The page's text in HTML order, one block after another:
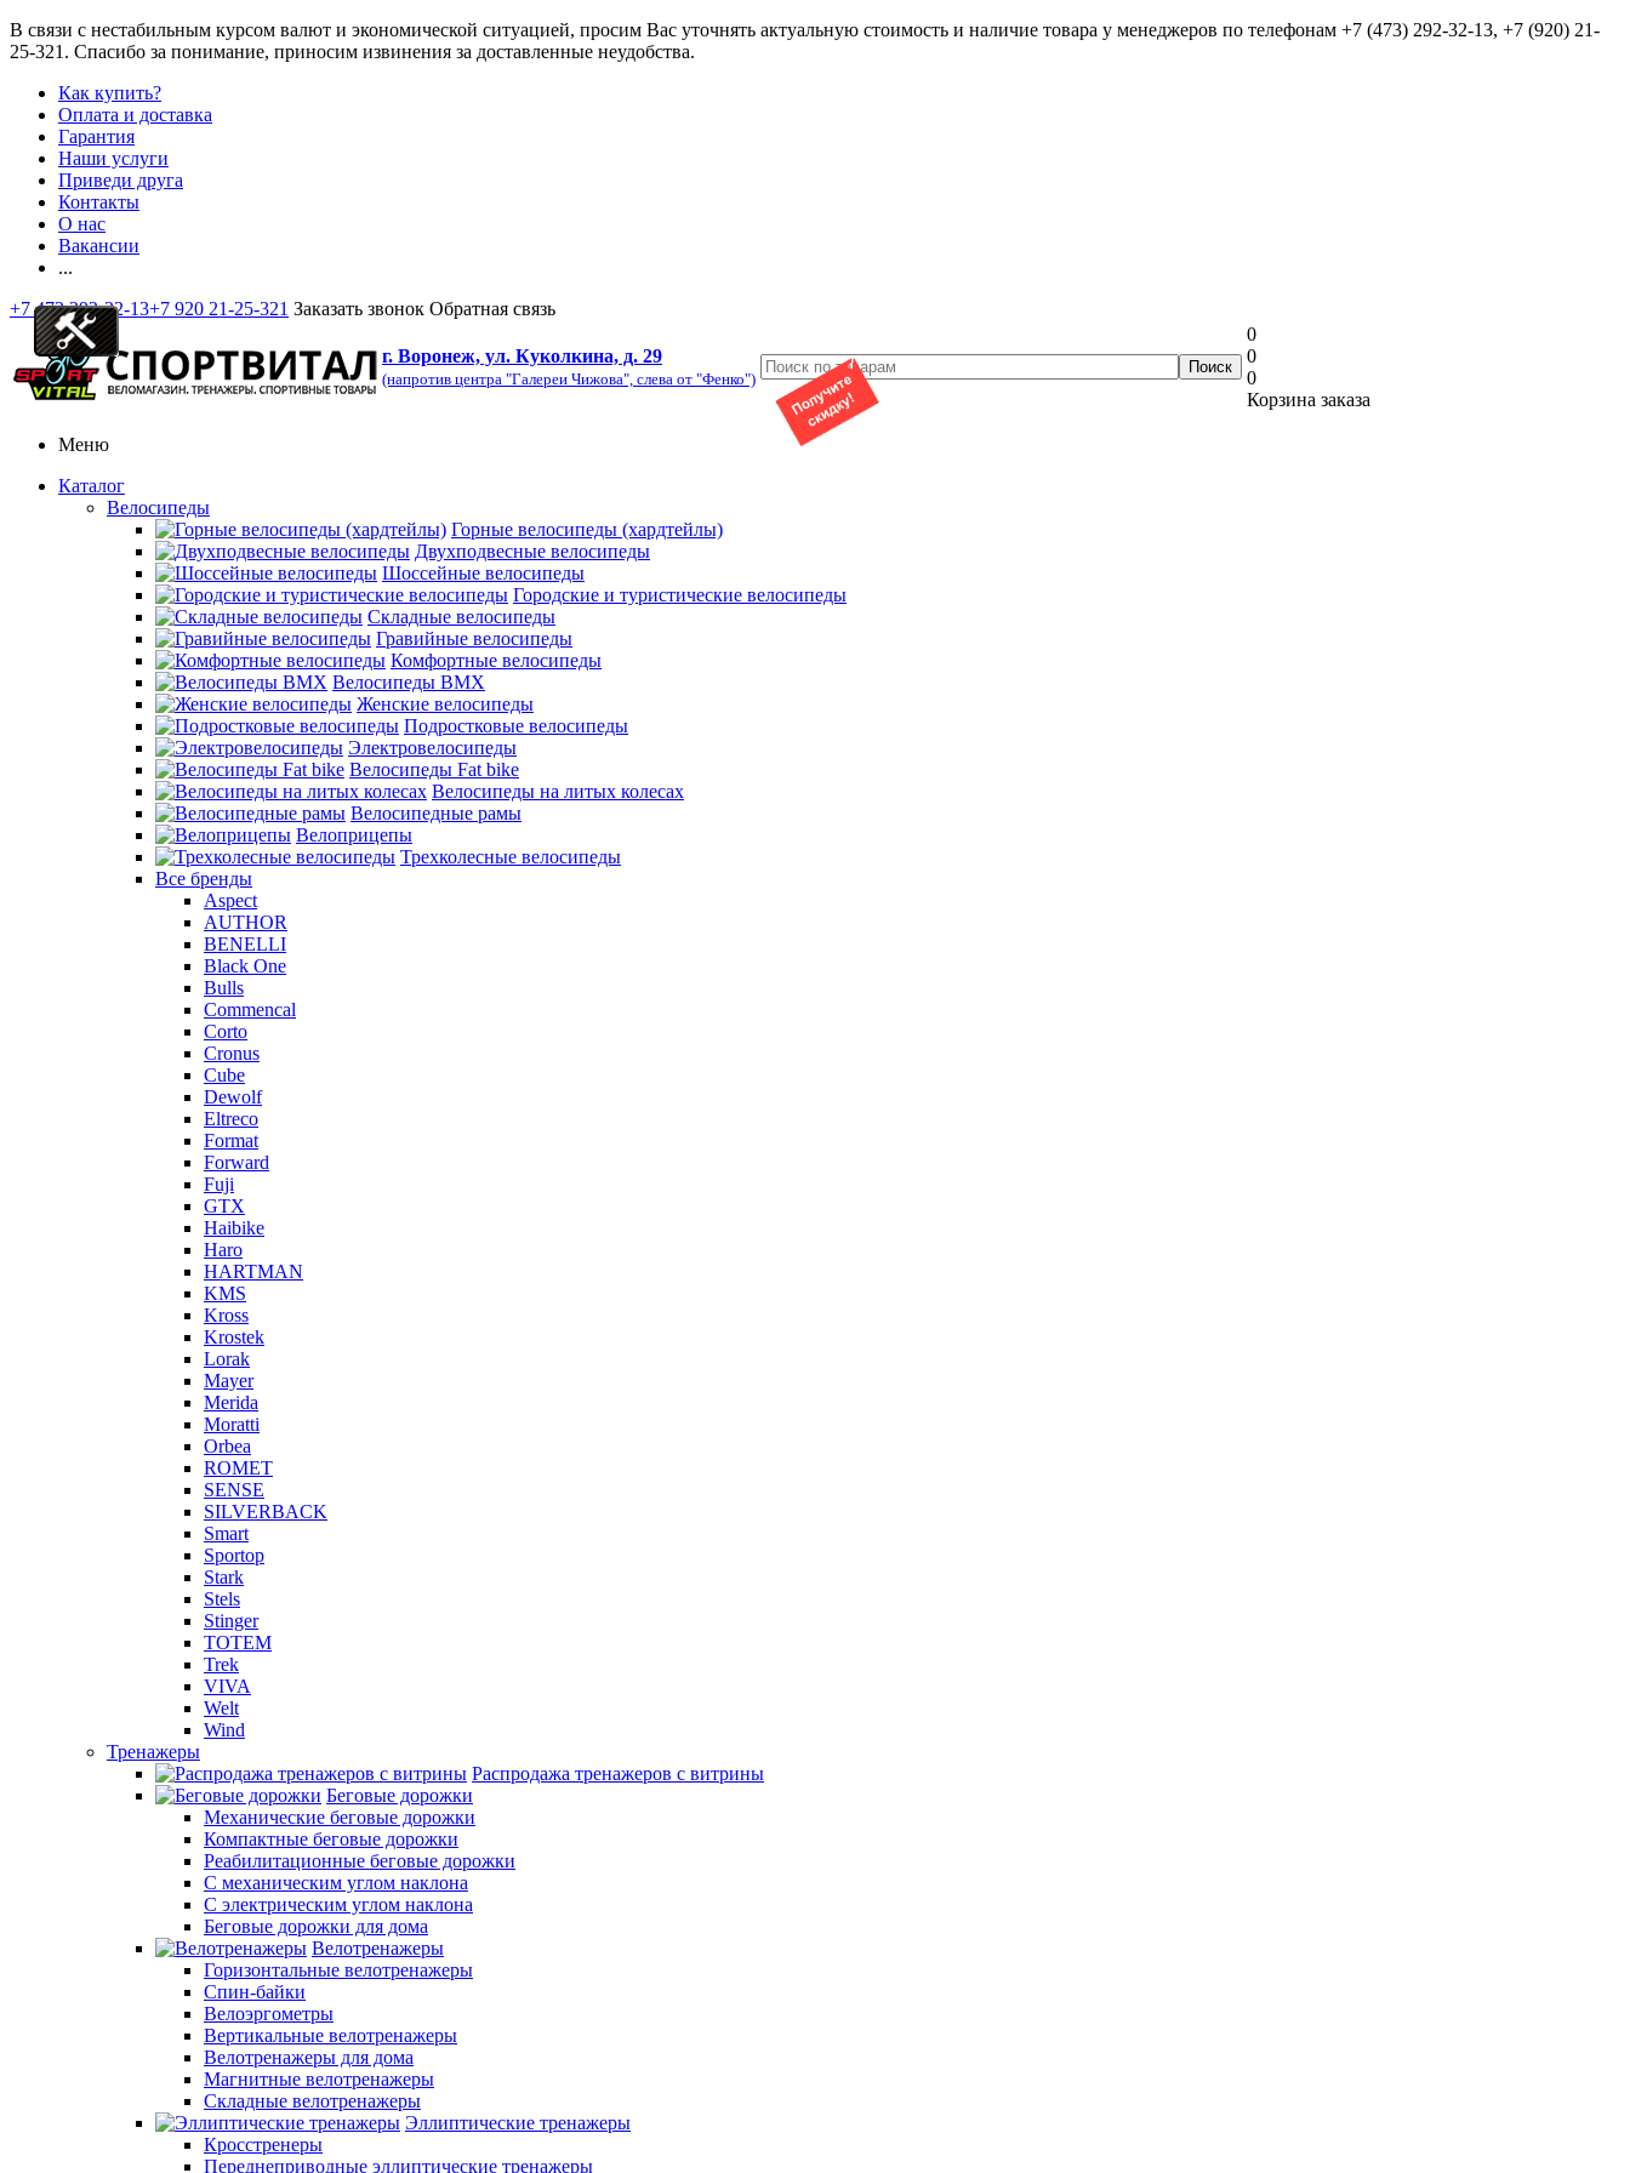
В связи с нестабильным курсом валют и экономической ситуацией, просим Вас уточнять актуальную стоимость и наличие товара у менеджеров по телефонам +7 (473) 292-32-13, +7 (920) 21-
25-321 . Спасибо за понимание, приносим извинения за доставленные неудобства.
Как купить?
Оплата и доставка
Гарантия
Наши услуги
Приведи друга
Контакты
О нас
Вакансии
...
+7 473 292-32-13+7 920 21-25-321 Заказать звонок Обратная связь
г. Воронеж, ул. Куколкина, д. 29
(напротив центра "Галереи Чижова", слева от "Фенко")
0
0
0
Корзина заказа
Меню
Каталог
Велосипеды
Горные велосипеды (хардтейлы)
Двухподвесные велосипеды
Шоссейные велосипеды
Городские и туристические велосипеды
Складные велосипеды
Гравийные велосипеды
Комфортные велосипеды
Велосипеды BMX
Женские велосипеды
Подростковые велосипеды
Электровелосипеды
Велосипеды Fat bike
Велосипеды на литых колесах
Велосипедные рамы
Велоприцепы
Трехколесные велосипеды
Все бренды
Aspect
AUTHOR
BENELLI
Black One
Bulls
Commencal
Corto
Cronus
Cube
Dewolf
Eltreco
Format
Forward
Fuji
GTX
Haibike
Haro
HARTMAN
KMS
Kross
Krostek
Lorak
Mayer
Merida
Moratti
Orbea
ROMET
SENSE
SILVERBACK
Smart
Sportop
Stark
Stels
Stinger
TOTEM
Trek
VIVA
Welt
Wind
Тренажеры
Распродажа тренажеров с витрины
Беговые дорожки
Механические беговые дорожки
Компактные беговые дорожки
Реабилитационные беговые дорожки
С механическим углом наклона
С электрическим углом наклона
Беговые дорожки для дома
Велотренажеры
Горизонтальные велотренажеры
Спин-байки
Велоэргометры
Вертикальные велотренажеры
Велотренажеры для дома
Магнитные велотренажеры
Складные велотренажеры
Эллиптические тренажеры
Кросстренеры
Переднеприводные эллиптические тренажеры